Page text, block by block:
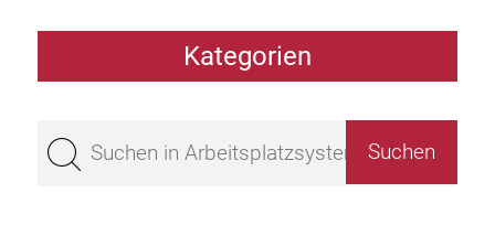
Kategorien